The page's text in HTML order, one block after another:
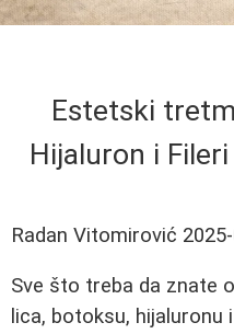
Estetski
Hijaluron i
Radan Vitomirović
Sve što treba da znate
lica, botoksu,